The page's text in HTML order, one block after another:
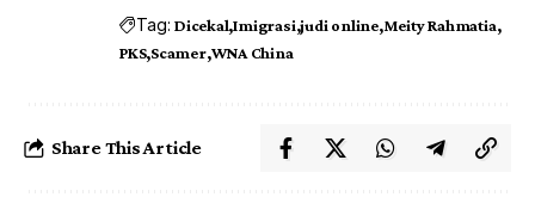
Tag: Dicekal Imigrasi judi online Meity Rahmatia
PKS Scamer WNA China
Share This Article